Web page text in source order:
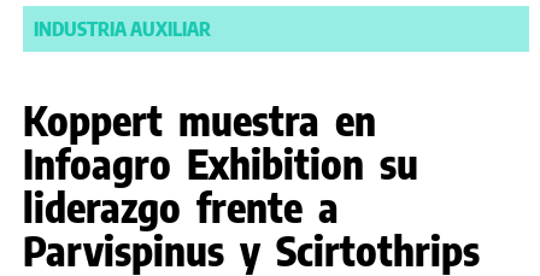
INDUSTRIA AUXILIAR
Koppert muestra en
Infoagro Exhibition su
liderazgo frente a
Parvispinus y Scirtothrips